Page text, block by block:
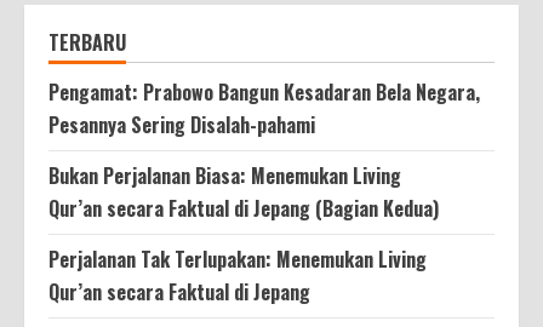
TERBARU
Pengamat: Prabowo Bangun Kesadaran Bela Negara,
Pesannya Sering Disalah-pahami
Bukan Perjalanan Biasa: Menemukan Living
Qur’an secara Faktual di Jepang (Bagian Kedua)
Perjalanan Tak Terlupakan: Menemukan Living
Qur’an secara Faktual di Jepang